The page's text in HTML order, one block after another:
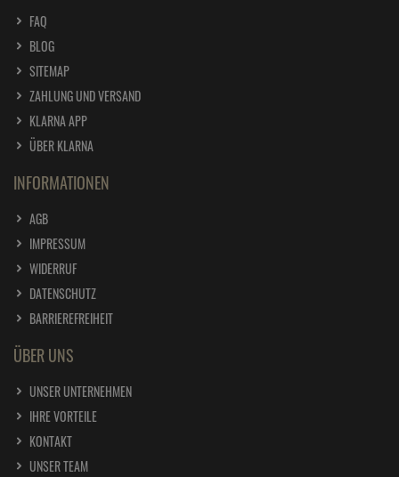
FAQ
BLOG
SITEMAP
ZAHLUNG UND VERSAND
KLARNA APP
ÜBER KLARNA
INFORMATIONEN
AGB
IMPRESSUM
WIDERRUF
DATENSCHUTZ
BARRIEREFREIHEIT
ÜBER UNS
UNSER UNTERNEHMEN
IHRE VORTEILE
KONTAKT
UNSER TEAM